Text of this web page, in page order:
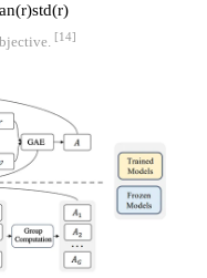
(r)std(r)
[14]